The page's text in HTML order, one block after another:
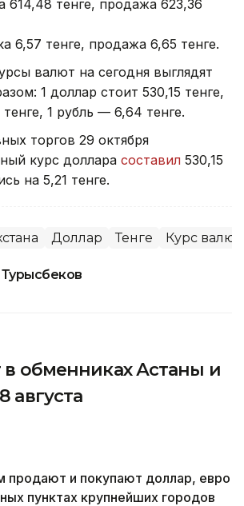
614,48 тенге, продажа 623,36
6,57 тенге, продажа 6,65 тенге.
валют на сегодня выглядят
1 доллар стоит 530,15 тенге,
1 рубль — 6,64 тенге.
торгов 29 октября
курс доллара составил 530,15
на 5,21 тенге.
Доллар Тенге Курс валют
в обменниках Астаны и
августа
продают и покупают доллар, евро
пунктах крупнейших городов